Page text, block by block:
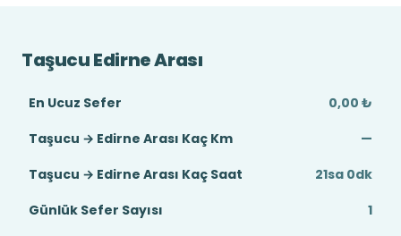
Taşucu Edirne Arası
En Ucuz Sefer
0,00 ₺
Taşucu → Edirne Arası Kaç Km
—
Taşucu → Edirne Arası Kaç Saat
21sa 0dk
Günlük Sefer Sayısı
1